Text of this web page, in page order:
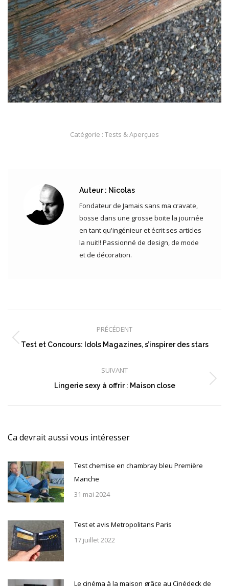
Catégorie : Tests & Aperçues
Auteur : Nicolas
Fondateur de Jamais sans ma cravate,
bosse dans une grosse boite la journée
en tant qu'ingénieur et écrit ses articles
la nuit!! Passionné de design, de mode
et de décoration.
article
PRÉCÉDENT
Article
:
Test et Concours: Idols Magazines, s’inspirer des stars
SUIVANT
Article
Lingerie sexy à offrir : Maison close
Ca devrait aussi vous intéresser
Test chemise en chambray bleu Première
Manche
31 mai 2024
Test et avis Metropolitans Paris
17 juillet 2022
Le cinéma à la maison grâce au Cinédeck de